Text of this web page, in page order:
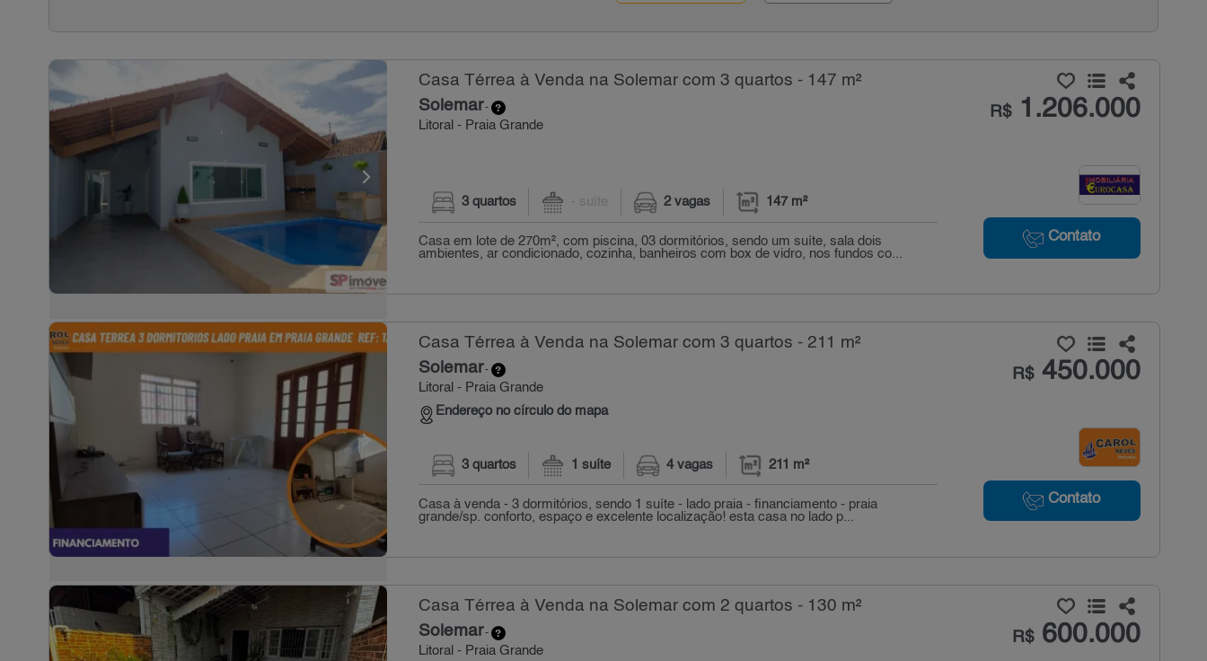
Casa Térrea à Venda na Solemar com 3 quartos - 147 m²
Solemar-
Litoral - Praia Grande
R$1.206.000
Contato
3 quartos - suíte 2 vagas 147 m²
Casa em lote de 270m², com piscina, 03 dormitórios, sendo um suíte, sala dois
ambientes, ar condicionado, cozinha, banheiros com box de vidro, nos fundos co...
Casa Térrea à Venda na Solemar com 3 quartos - 211 m²
Solemar-
Litoral - Praia Grande
Endereço no círculo do mapa
R$450.000
Contato
3 quartos 1 suíte 4 vagas 211 m²
Casa à venda - 3 dormitórios, sendo 1 suíte - lado praia - financiamento - praia
grande/sp. conforto, espaço e excelente localização! esta casa no lado p...
Casa Térrea à Venda na Solemar com 2 quartos - 130 m²
Solemar-
Litoral - Praia Grande
R$600.000